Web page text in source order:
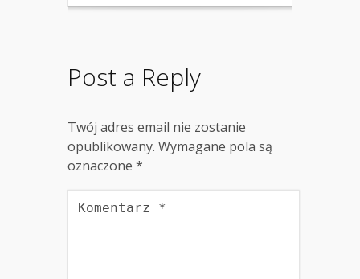
Post a Reply
Twój adres email nie zostanie
opublikowany. Wymagane pola są
oznaczone *